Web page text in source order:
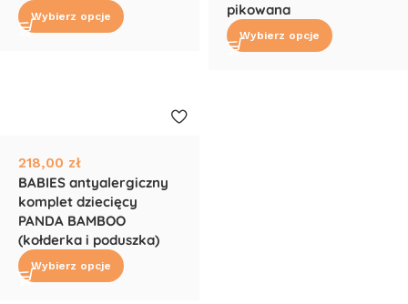
Wybierz opcje
pikowana
Wybierz opcje
218,00 zł
BABIES antyalergiczny
komplet dziecięcy
PANDA BAMBOO
(kołderka i poduszka)
Wybierz opcje